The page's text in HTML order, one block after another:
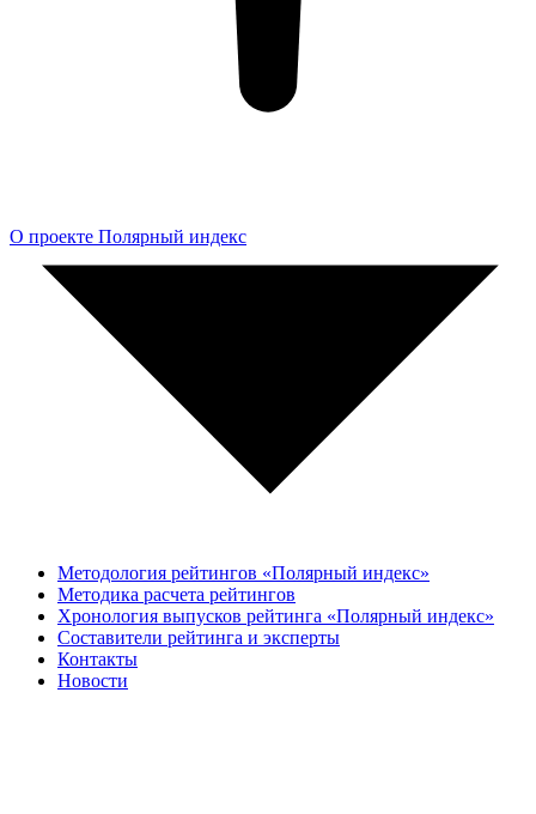
О проекте Полярный индекс
Методология рейтингов «Полярный индекс»
Методика расчета рейтингов
Хронология выпусков рейтинга «Полярный индекс»
Составители рейтинга и эксперты
Контакты
Новости